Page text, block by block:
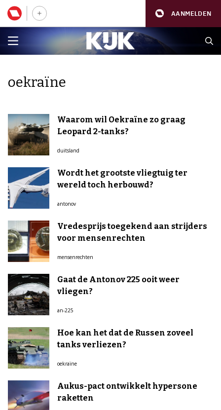
AANMELDEN
oekraïne
Waarom wil Oekraïne zo graag
Leopard 2-tanks?
duitsland
Wordt het grootste vliegtuig ter
wereld toch herbouwd?
antonov
Vredesprijs toegekend aan strijders
voor mensenrechten
mensenrechten
Gaat de Antonov 225 ooit weer
vliegen?
an-225
Hoe kan het dat de Russen zoveel
tanks verliezen?
oekraïne
Aukus-pact ontwikkelt hypersone
raketten